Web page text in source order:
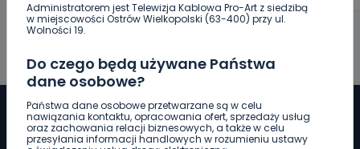
Administratorem jest Telewizja Kablowa Pro-Art z siedzibą
w miejscowości Ostrów Wielkopolski (63-400) przy ul.
Wolności 19.
Do czego będą używane Państwa
dane osobowe?
Państwa dane osobowe przetwarzane są w celu
nawiązania kontaktu, opracowania ofert, sprzedaży usług
oraz zachowania relacji biznesowych, a także w celu
przesyłania informacji handlowych w rozumieniu ustawy